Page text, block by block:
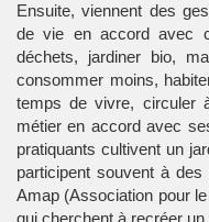
Ensuite, viennent des
de vie en accord avec
déchets, jardiner bio,
consommer moins,
temps de vivre, circuler
métier en accord avec
pratiquants cultivent un
participent souvent à
Amap (Association pour
qui cherchent à recréer